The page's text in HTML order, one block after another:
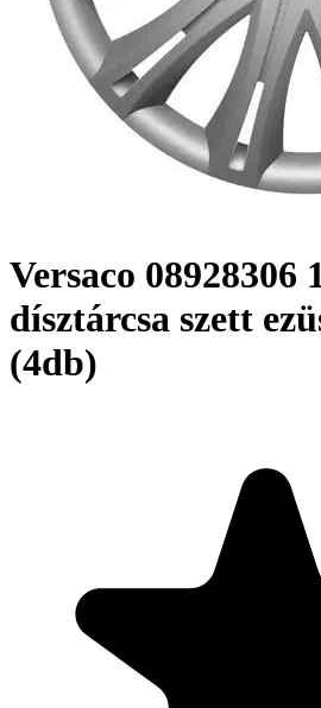
Versaco 08928306
dísztárcsa szett
(4db)